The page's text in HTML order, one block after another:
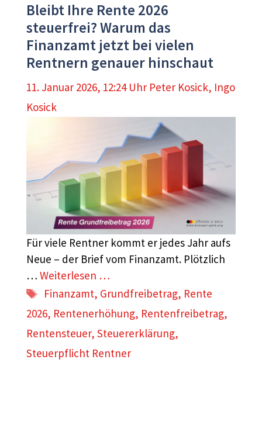
Bleibt Ihre Rente 2026
steuerfrei? Warum das
Finanzamt jetzt bei vielen
Rentnern genauer hinschaut
11. Januar 2026, 12:24 Uhr Peter Kosick, Ingo
Kosick
Für viele Rentner kommt er jedes Jahr aufs
Neue – der Brief vom Finanzamt. Plötzlich
… Weiterlesen …
Schlagwörter
Finanzamt, Grundfreibetrag, Rente
2026, Rentenerhöhung, Rentenfreibetrag,
Rentensteuer, Steuererklärung,
Steuerpflicht Rentner